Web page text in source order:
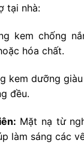
tại nhà:
kem chống
hóa chất.
kem dưỡng
đều.
Mặt nạ từ
làm sáng các